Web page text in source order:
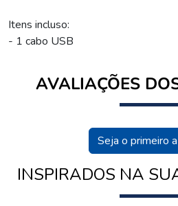
Itens incluso:
- 1 cabo USB
AVALIAÇÕES
Seja o primeiro
INSPIRADOS NA